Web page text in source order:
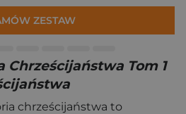
ZESTAW
Chrześcijaństwa Tom 1
chrześcijaństwa to